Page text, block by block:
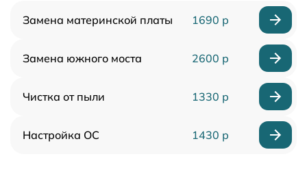
Замена материнской платы 1690 р
Замена южного моста 2600 р
Чистка от пыли 1330 р
Настройка ОС 1430 р